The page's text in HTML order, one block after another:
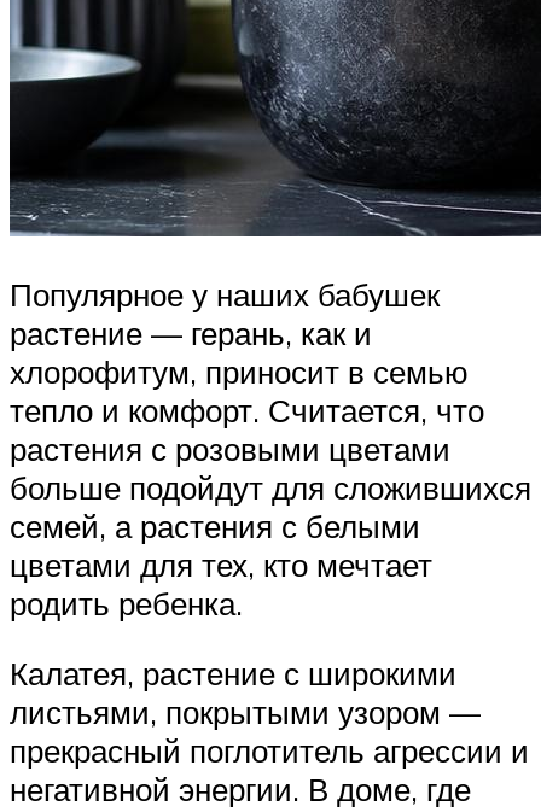
Популярное у наших бабушек
растение — герань, как и
хлорофитум, приносит в семью
тепло и комфорт. Считается, что
растения с розовыми цветами
больше подойдут для сложившихся
семей, а растения с белыми
цветами для тех, кто мечтает
родить ребенка.
Калатея, растение с широкими
листьями, покрытыми узором —
прекрасный поглотитель агрессии и
негативной энергии. В доме, где